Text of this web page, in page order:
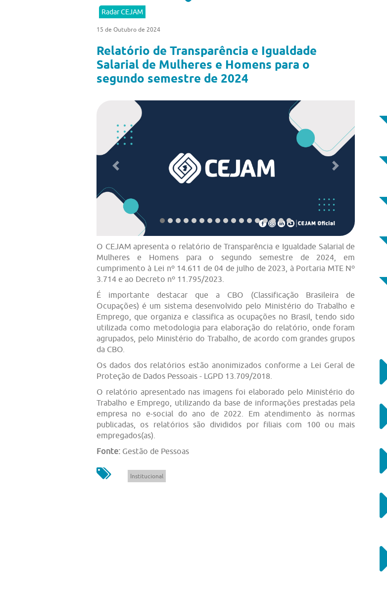
Radar CEJAM
15 de Outubro de 2024
Relatório de Transparência e Igualdade
Salarial de Mulheres e Homens para o
segundo semestre de 2024
Previous Next
O CEJAM apresenta o relatório de Transparência e Igualdade Salarial de
Mulheres e Homens para o segundo semestre de 2024, em
cumprimento à Lei nº 14.611 de 04 de julho de 2023, à Portaria MTE Nº
3.714 e ao Decreto nº 11.795/2023.
É importante destacar que a CBO (Classificação Brasileira de
Ocupações) é um sistema desenvolvido pelo Ministério do Trabalho e
Emprego, que organiza e classifica as ocupações no Brasil, tendo sido
utilizada como metodologia para elaboração do relatório, onde foram
agrupados, pelo Ministério do Trabalho, de acordo com grandes grupos
da CBO.
Os dados dos relatórios estão anonimizados conforme a Lei Geral de
Proteção de Dados Pessoais - LGPD 13.709/2018.
O relatório apresentado nas imagens foi elaborado pelo Ministério do
Trabalho e Emprego, utilizando da base de informações prestadas pela
empresa no e-social do ano de 2022. Em atendimento às normas
publicadas, os relatórios são divididos por filiais com 100 ou mais
empregados(as).
Fonte: Gestão de Pessoas
Institucional